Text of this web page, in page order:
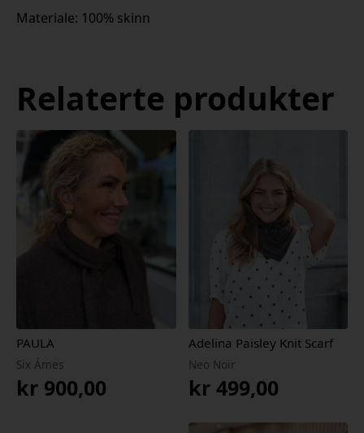
Materiale: 100% skinn
Relaterte produkter
PAULA
Six Ámes
kr 900,00
Adelina Paisley Knit Scarf
Neo Noir
kr499,00